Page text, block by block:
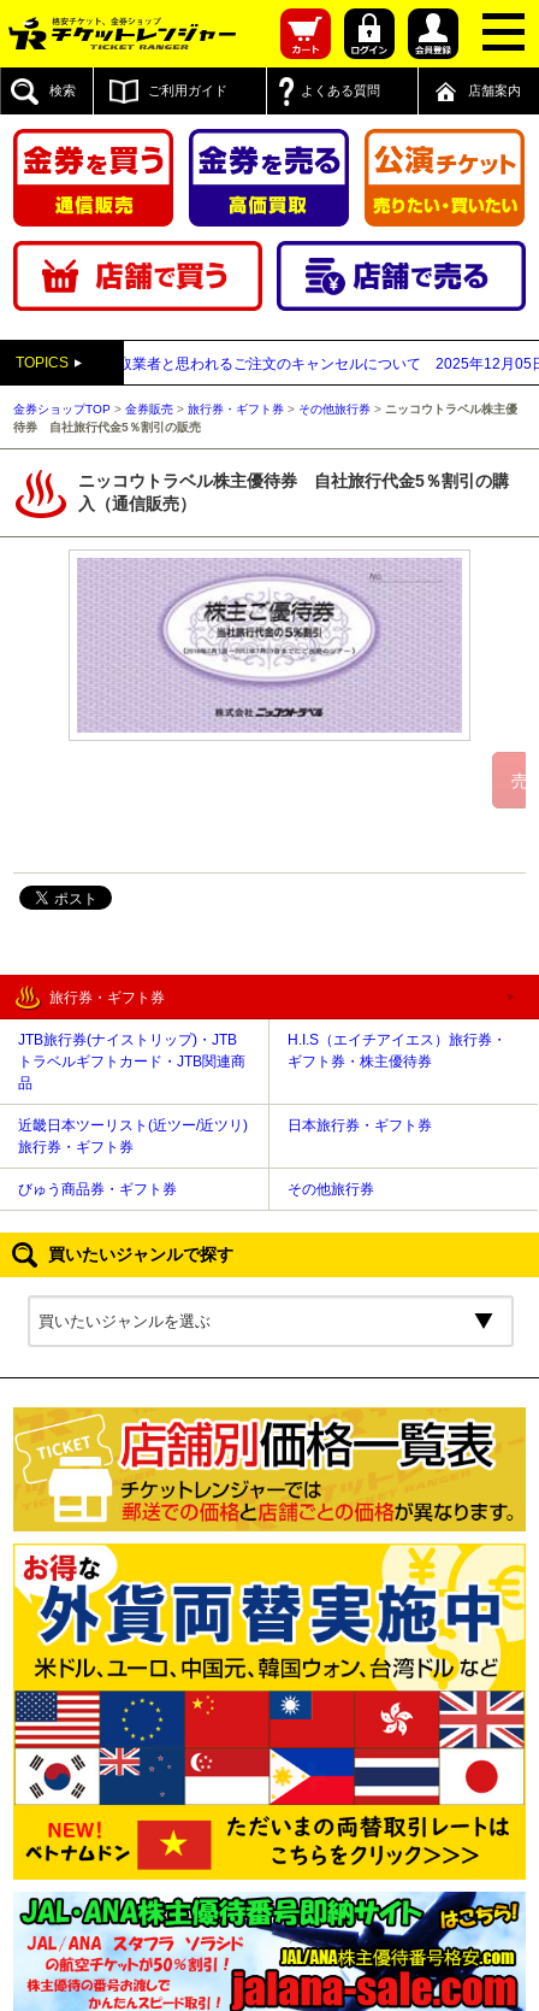
検索 ご利用ガイド よくある質問 店舗案内
TOPICS
が先払い買取業者と思われるご注文のキャンセルについて 2025年12月05日 【
金券ショップTOP >金券販売 >旅行券・ギフト券 > その他旅行券 > ニッコウトラベル株主優
待券 自社旅行代金5％割引の販売
ニッコウトラベル株主優待券 自社旅行代金5％割引の購
入（通信販売）
旅行券・ギフト券
JTB旅行券(ナイストリップ)・JTB
トラベルギフトカード・JTB関連商
品
H.I.S（エイチアイエス）旅行券・
ギフト券・株主優待券
近畿日本ツーリスト(近ツー/近ツリ)
旅行券・ギフト券
日本旅行券・ギフト券
びゅう商品券・ギフト券 その他旅行券
買いたいジャンルで探す